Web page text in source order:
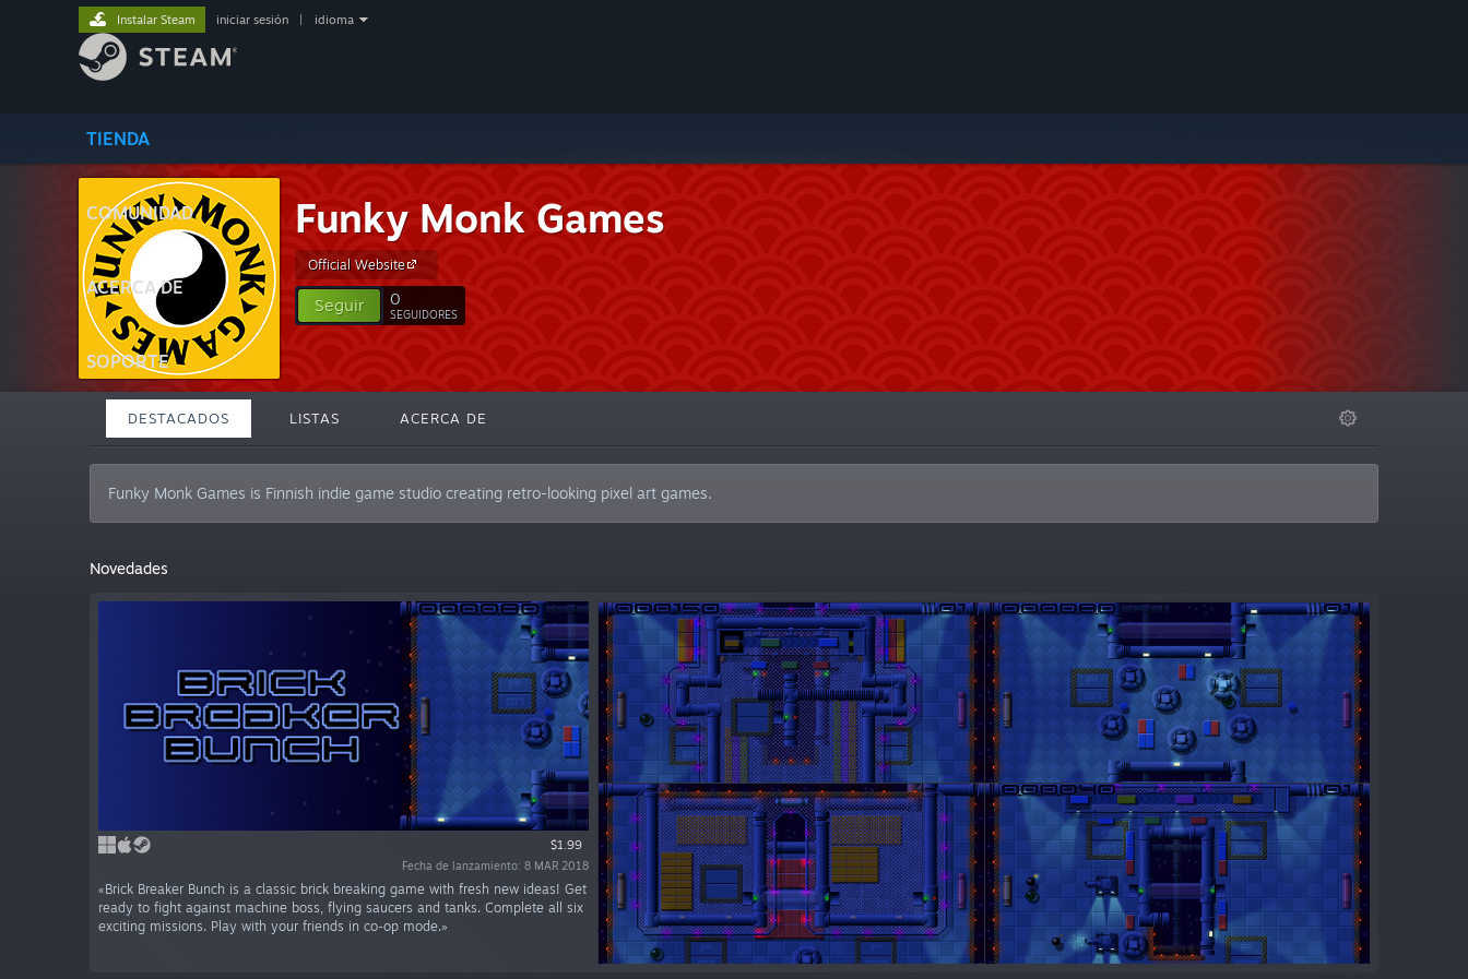
TIENDA
COMUNIDAD
ACERCA DE
SOPORTE
Instalar Steam iniciar sesión idioma
Funky Monk Games
Official Website
Seguir 0
SEGUIDORES
DESTACADOS LISTAS ACERCA DE
Funky Monk Games is Finnish indie game studio creating retro-looking pixel art games.
Novedades
$1.99
Fecha de lanzamiento: 8 MAR 2018
«Brick Breaker Bunch is a classic brick breaking game with fresh new ideas! Get
ready to fight against machine boss, flying saucers and tanks. Complete all six
exciting missions. Play with your friends in co-op mode.»